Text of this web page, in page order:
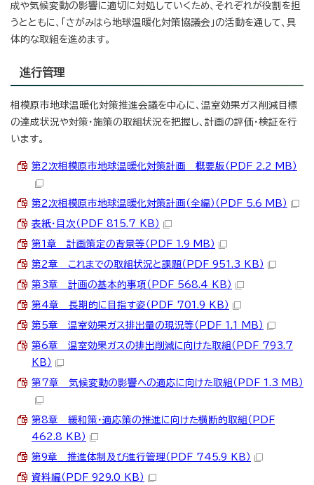
成や気候変動の影響に適切に対処していくため、それぞれが役割を担
うとともに、「さがみはら地球温暖化対策協議会」の活動を通して、具
体的な取組を進めます。
進行管理
相模原市地球温暖化対策推進会議を中心に、温室効果ガス削減目標
の達成状況や対策・施策の取組状況を把握し、計画の評価・検証を行
います。
第2次相模原市地球温暖化対策計画 概要版（PDF 2.2 MB）
第2次相模原市地球温暖化対策計画（全編）（PDF 5.6 MB）
表紙・目次（PDF 815.7 KB）
第1章 計画策定の背景等（PDF 1.9 MB）
第2章 これまでの取組状況と課題（PDF 951.3 KB）
第3章 計画の基本的事項（PDF 568.4 KB）
第4章 長期的に目指す姿（PDF 701.9 KB）
第5章 温室効果ガス排出量の現況等（PDF 1.1 MB）
第6章 温室効果ガスの排出削減に向けた取組（PDF 793.7
KB）
第7章 気候変動の影響への適応に向けた取組（PDF 1.3 MB）
第8章 緩和策・適応策の推進に向けた横断的取組（PDF
462.8 KB）
第9章 推進体制及び進行管理（PDF 745.9 KB）
資料編（PDF 929.0 KB）